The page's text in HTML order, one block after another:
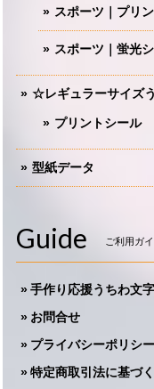
スポーツ｜プリ
スポーツ｜蛍光
☆レギュラーサイズ
プリントシール
型紙データ
Guide ご利用ガ
手作り応援うちわ
お問合せ
プライバシーポリシー
特定商取引法に基づ